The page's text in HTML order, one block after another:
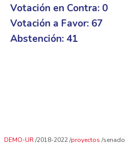
Votación en Contra: 0
Votación a Favor: 67
Abstención: 41
DEMO-UR 2018-2022 proyectos senado